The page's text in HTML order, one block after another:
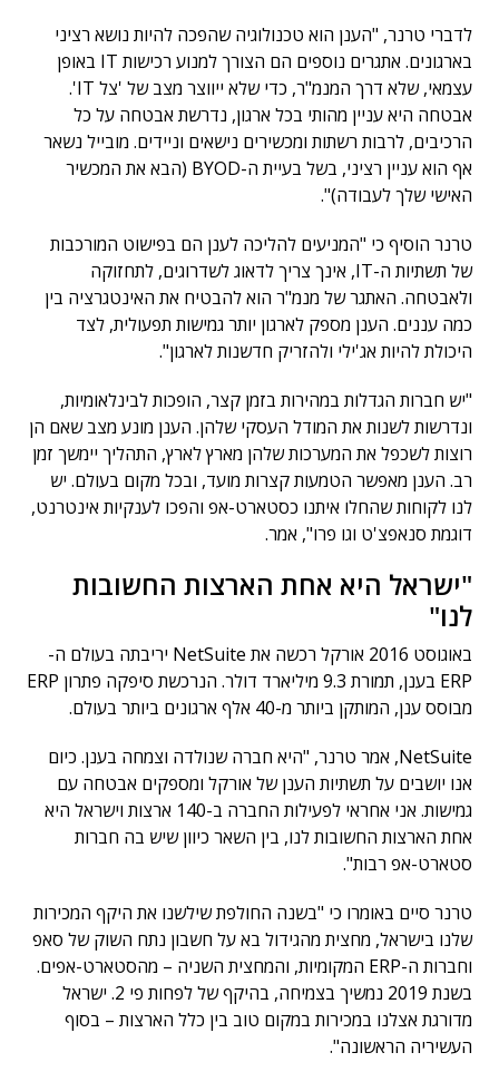
לדברי טרנר, "הענן הוא טכנולוגיה שהפכה להיות נושא רציני
בארגונים. אתגרים נוספים הם הצורך למנוע רכישות IT באופן
עצמאי, שלא דרך המנמ"ר, כדי שלא ייווצר מצב של 'צל IT'.
אבטחה היא עניין מהותי בכל ארגון, נדרשת אבטחה על כל
הרכיבים, לרבות רשתות ומכשירים נישאים וניידים. מובייל נשאר
אף הוא עניין רציני, בשל בעיית ה-BYOD (הבא את המכשיר
האישי שלך לעבודה)".
טרנר הוסיף כי "המניעים להליכה לענן הם בפישוט המורכבות
של תשתיות ה-IT, אינך צריך לדאוג לשדרוגים, לתחזוקה
ולאבטחה. האתגר של מנמ"ר הוא להבטיח את האינטגרציה בין
כמה עננים. הענן מספק לארגון יותר גמישות תפעולית, לצד
היכולת להיות אג'ילי ולהזריק חדשנות לארגון".
"יש חברות הגדלות במהירות בזמן קצר, הופכות לבינלאומיות,
ונדרשות לשנות את המודל העסקי שלהן. הענן מונע מצב שאם הן
רוצות לשכפל את המערכות שלהן מארץ לארץ, התהליך יימשך זמן
רב. הענן מאפשר הטמעות קצרות מועד, ובכל מקום בעולם. יש
לנו לקוחות שהחלו איתנו כסטארט-אפ והפכו לענקיות אינטרנט,
דוגמת סנאפצ'ט וגו פרו", אמר.
"ישראל היא אחת הארצות החשובות
לנו"
באוגוסט 2016 אורקל רכשה את NetSuite יריבתה בעולם ה-
ERP בענן, תמורת 9.3 מיליארד דולר. הנרכשת סיפקה פתרון ERP
מבוסס ענן, המותקן ביותר מ-40 אלף ארגונים ביותר בעולם.
NetSuite, אמר טרנר, "היא חברה שנולדה וצמחה בענן. כיום
אנו יושבים על תשתיות הענן של אורקל ומספקים אבטחה עם
גמישות. אני אחראי לפעילות החברה ב-140 ארצות וישראל היא
אחת הארצות החשובות לנו, בין השאר כיוון שיש בה חברות
סטארט-אפ רבות".
טרנר סיים באומרו כי "בשנה החולפת שילשנו את היקף המכירות
שלנו בישראל, מחצית מהגידול בא על חשבון נתח השוק של סאפ
וחברות ה-ERP המקומיות, והמחצית השניה – מהסטארט-אפים.
בשנת 2019 נמשיך בצמיחה, בהיקף של לפחות פי 2. ישראל
מדורגת אצלנו במכירות במקום טוב בין כלל הארצות – בסוף
העשיריה הראשונה".